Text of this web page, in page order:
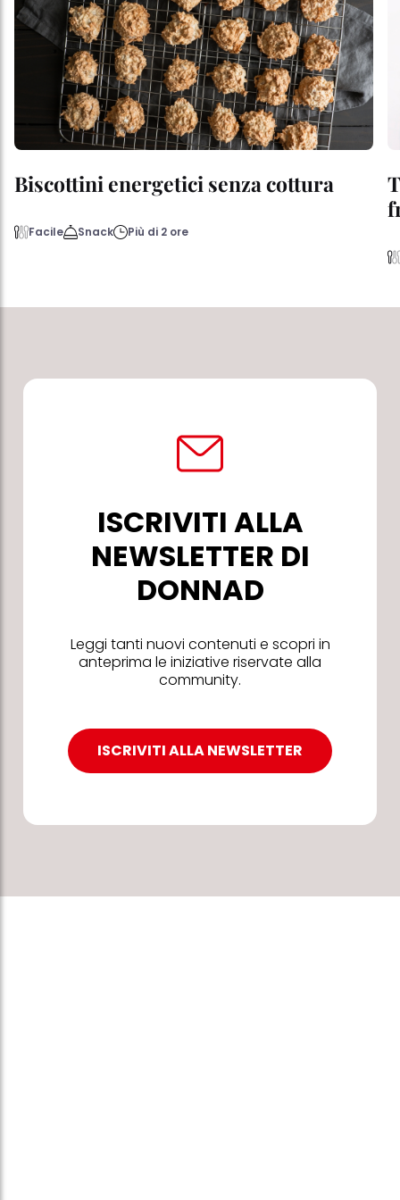
Biscottini energetici senza cottura
Facile Snack Più di 2 ore
ISCRIVITI ALLA
NEWSLETTER DI
DONNAD
Leggi tanti nuovi contenuti e scopri in
anteprima le iniziative riservate alla
community.
ISCRIVITI ALLA NEWSLETTER